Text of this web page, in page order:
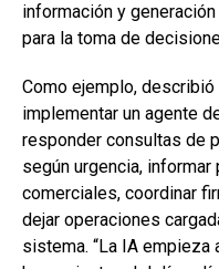
información y
para la toma de
Como ejemplo,
implementar un agente
responder consultas de
según urgencia,
comerciales, coordinar
dejar operaciones
sistema. “La IA empieza